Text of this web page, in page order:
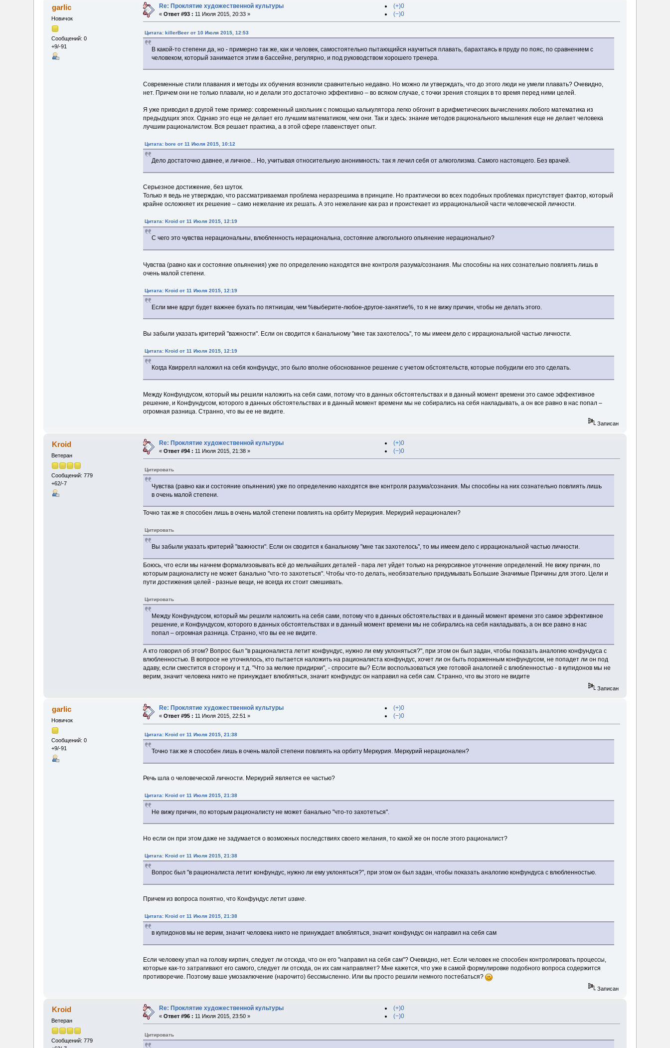
garlic
Новичок
Сообщений: 0
+9/-91
Re: Проклятие художественной культуры
«Ответ #93 : 11 Июля 2015, 20:33 »
(+)0
(−)0
Цитата: killerBeer от 10 Июля 2015, 12:53
В какой-то степени да, но - примерно так же, как и человек, самостоятельно пытающийся научиться плавать, барахтаясь в пруду по пояс, по сравнением с
человеком, который занимается этим в бассейне, регулярно, и под руководством хорошего тренера.
Современные стили плавания и методы их обучения возникли сравнительно недавно. Но можно ли утверждать, что до этого люди не умели плавать? Очевидно,
нет. Причем они не только плавали, но и делали это достаточно эффективно – во всяком случае, с точки зрения стоящих в то время перед ними целей.
Я уже приводил в другой теме пример: современный школьник с помощью калькулятора легко обгонит в арифметических вычислениях любого математика из
предыдущих эпох. Однако это еще не делает его лучшим математиком, чем они. Так и здесь: знание методов рационального мышления еще не делает человека
лучшим рационалистом. Вся решает практика, а в этой сфере главенствует опыт.
Цитата: bore от 11 Июля 2015, 10:12
Дело достаточно давнее, и личное... Но, учитывая относительную анонимность: так я лечил себя от алкоголизма. Самого настоящего. Без врачей.
Серьезное достижение, без шуток.
Только я ведь не утверждаю, что рассматриваемая проблема неразрешима в принципе. Но практически во всех подобных проблемах присутствует фактор, который
крайне осложняет их решение – само нежелание их решать. А это нежелание как раз и проистекает из иррациональной части человеческой личности.
Цитата: Kroid от 11 Июля 2015, 12:19
С чего это чувства нерациональны, влюбленность нерациональна, состояние алкогольного опьянение нерационально?
Чувства (равно как и состояние опьянения) уже по определению находятся вне контроля разума/сознания. Мы способны на них сознательно повлиять лишь в
очень малой степени.
Цитата: Kroid от 11 Июля 2015, 12:19
Если мне вдруг будет важнее бухать по пятницам, чем %выберите-любое-другое-занятие%, то я не вижу причин, чтобы не делать этого.
Вы забыли указать критерий "важности". Если он сводится к банальному "мне так захотелось", то мы имеем дело с иррациональной частью личности.
Цитата: Kroid от 11 Июля 2015, 12:19
Когда Квиррелл наложил на себя конфундус, это было вполне обоснованное решение с учетом обстоятельств, которые побудили его это сделать.
Между Конфундусом, который мы решили наложить на себя сами, потому что в данных обстоятельствах и в данный момент времени это самое эффективное
решение, и Конфундусом, которого в данных обстоятельствах и в данный момент времени мы не собирались на себя накладывать, а он все равно в нас попал –
огромная разница. Странно, что вы ее не видите.
Записан
Kroid
Ветеран
Сообщений: 779
+62/-7
Re: Проклятие художественной культуры
«Ответ #94 : 11 Июля 2015, 21:38 »
(+)0
(−)0
Цитировать
Чувства (равно как и состояние опьянения) уже по определению находятся вне контроля разума/сознания. Мы способны на них сознательно повлиять лишь
в очень малой степени.
Точно так же я способен лишь в очень малой степени повлиять на орбиту Меркурия. Меркурий нерационален?
Цитировать
Вы забыли указать критерий "важности". Если он сводится к банальному "мне так захотелось", то мы имеем дело с иррациональной частью личности.
Боюсь, что если мы начнем формализовывать всё до мельчайших деталей - пара лет уйдет только на рекурсивное уточнение определений. Не вижу причин, по
которым рационалисту не может банально "что-то захотеться". Чтобы что-то делать, необязательно придумывать Большие Значимые Причины для этого. Цели и
пути достижения целей - разные вещи, не всегда их стоит смешивать.
Цитировать
Между Конфундусом, который мы решили наложить на себя сами, потому что в данных обстоятельствах и в данный момент времени это самое эффективное
решение, и Конфундусом, которого в данных обстоятельствах и в данный момент времени мы не собирались на себя накладывать, а он все равно в нас
попал – огромная разница. Странно, что вы ее не видите.
А кто говорил об этом? Вопрос был "в рационалиста летит конфундус, нужно ли ему уклоняться?", при этом он был задан, чтобы показать аналогию конфундуса с
влюбленностью. В вопросе не уточнялось, кто пытается наложить на рационалиста конфундус, хочет ли он быть пораженным конфундусом, не попадет ли он под
адаву, если сместится в сторону и т.д. "Что за мелкие придирки", - спросите вы? Если воспользоваться уже готовой аналогией с влюбленностью - в купидонов мы не
верим, значит человека никто не принуждает влюбляться, значит конфундус он направил на себя сам. Странно, что вы этого не видите
Записан
garlic
Новичок
Сообщений: 0
+9/-91
Re: Проклятие художественной культуры
«Ответ #95 : 11 Июля 2015, 22:51 »
(+)0
(−)0
Цитата: Kroid от 11 Июля 2015, 21:38
Точно так же я способен лишь в очень малой степени повлиять на орбиту Меркурия. Меркурий нерационален?
Речь шла о человеческой личности. Меркурий является ее частью?
Цитата: Kroid от 11 Июля 2015, 21:38
Не вижу причин, по которым рационалисту не может банально "что-то захотеться".
Но если он при этом даже не задумается о возможных последствиях своего желания, то какой же он после этого рационалист?
Цитата: Kroid от 11 Июля 2015, 21:38
Вопрос был "в рационалиста летит конфундус, нужно ли ему уклоняться?", при этом он был задан, чтобы показать аналогию конфундуса с влюбленностью.
Причем из вопроса понятно, что Конфундус летит извне.
Цитата: Kroid от 11 Июля 2015, 21:38
в купидонов мы не верим, значит человека никто не принуждает влюбляться, значит конфундус он направил на себя сам
Если человеку упал на голову кирпич, следует ли отсюда, что он его "направил на себя сам"? Очевидно, нет. Если человек не способен контролировать процессы,
которые как-то затрагивают его самого, следует ли отсюда, он их сам направляет? Мне кажется, что уже в самой формулировке подобного вопроса содержится
противоречие. Поэтому ваше умозаключение (нарочито) бессмысленно. Или вы просто решили немного постебаться?
Записан
Kroid
Ветеран
Сообщений: 779
Re: Проклятие художественной культуры
«Ответ #96 : 11 Июля 2015, 23:50 »
(+)0
(−)0
Цитировать